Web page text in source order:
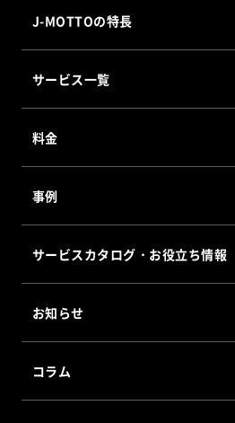
J-MOTTOの特長
サービス一覧
J-MOTTOワークフロー
サイバックスUniv.
J-MOTTOホスティングサービス
料金
事例
サービスカタログ・お役立ち情報
お知らせ
コラム